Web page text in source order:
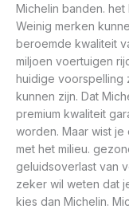
Michelin banden.
Weinig merken
beroemde kwaliteit
miljoen voertuigen
huidige voorspelling
kunnen zijn. Dat
premium kwaliteit
worden. Maar wist
met het milieu.
geluidsoverlast van
zeker wil weten dat
kies dan Michelin.